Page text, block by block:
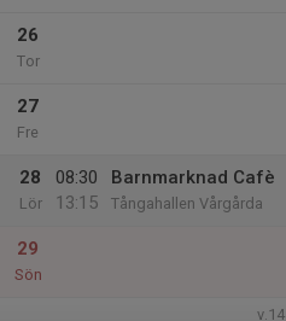
26
Tor
27
Fre
28
Lör
08:30
13:15
Barnmarknad Cafè
Tångahallen Vårgårda
29
Sön
v.14